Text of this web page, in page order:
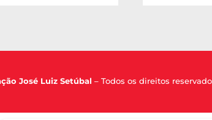
José Luiz Setúbal – Todos os direitos